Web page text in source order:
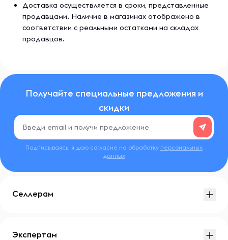
Доставка осуществляется в сроки, представленные
продавцами. Наличие в магазинах отображено в
соответствии с реальными остатками на складах
продавцов.
Получайте специальные предложения и
скидки
Подписываясь, я даю согласие на обработку персональных
данных
Селлерам
Экспертам